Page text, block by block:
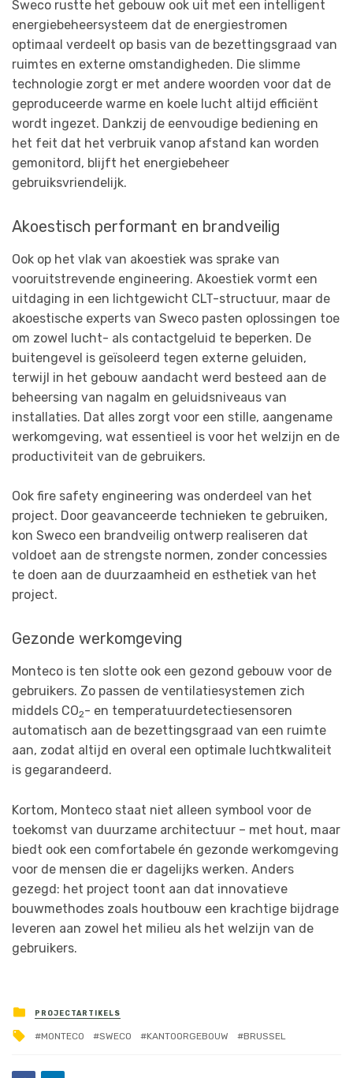
Sweco rustte het gebouw ook uit met een intelligent
energiebeheersysteem dat de energiestromen
optimaal verdeelt op basis van de bezettingsgraad van
ruimtes en externe omstandigheden. Die slimme
technologie zorgt er met andere woorden voor dat de
geproduceerde warme en koele lucht altijd efficiënt
wordt ingezet. Dankzij de eenvoudige bediening en
het feit dat het verbruik vanop afstand kan worden
gemonitord, blijft het energiebeheer
gebruiksvriendelijk.
Akoestisch performant en brandveilig
Ook op het vlak van akoestiek was sprake van
vooruitstrevende engineering. Akoestiek vormt een
uitdaging in een lichtgewicht CLT-structuur, maar de
akoestische experts van Sweco pasten oplossingen toe
om zowel lucht- als contactgeluid te beperken. De
buitengevel is geïsoleerd tegen externe geluiden,
terwijl in het gebouw aandacht werd besteed aan de
beheersing van nagalm en geluidsniveaus van
installaties. Dat alles zorgt voor een stille, aangename
werkomgeving, wat essentieel is voor het welzijn en de
productiviteit van de gebruikers.
Ook fire safety engineering was onderdeel van het
project. Door geavanceerde technieken te gebruiken,
kon Sweco een brandveilig ontwerp realiseren dat
voldoet aan de strengste normen, zonder concessies
te doen aan de duurzaamheid en esthetiek van het
project.
Gezonde werkomgeving
Monteco is ten slotte ook een gezond gebouw voor de
gebruikers. Zo passen de ventilatiesystemen zich
middels CO2- en temperatuurdetectiesensoren
automatisch aan de bezettingsgraad van een ruimte
aan, zodat altijd en overal een optimale luchtkwaliteit
is gegarandeerd.
Kortom, Monteco staat niet alleen symbool voor de
toekomst van duurzame architectuur – met hout, maar
biedt ook een comfortabele én gezonde werkomgeving
voor de mensen die er dagelijks werken. Anders
gezegd: het project toont aan dat innovatieve
bouwmethodes zoals houtbouw een krachtige bijdrage
leveren aan zowel het milieu als het welzijn van de
gebruikers.
PROJECTARTIKELS
MONTECO SWECO KANTOORGEBOUW BRUSSEL